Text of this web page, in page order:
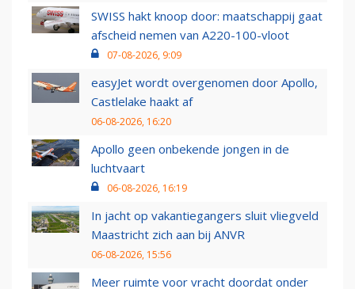
SWISS hakt knoop door: maatschappij gaat
afscheid nemen van A220-100-vloot
07-08-2026, 9:09
easyJet wordt overgenomen door Apollo,
Castlelake haakt af
06-08-2026, 16:20
Apollo geen onbekende jongen in de
luchtvaart
06-08-2026, 16:19
In jacht op vakantiegangers sluit vliegveld
Maastricht zich aan bij ANVR
06-08-2026, 15:56
Meer ruimte voor vracht doordat onder